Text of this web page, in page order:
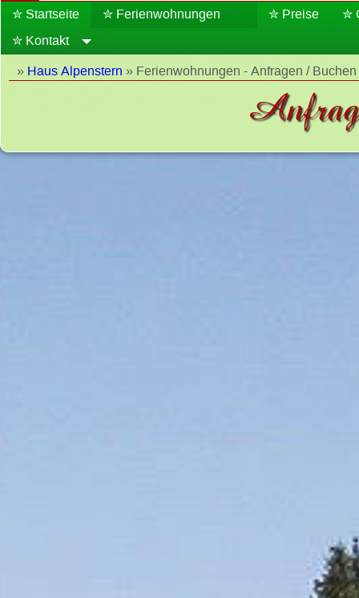
✮ Startseite ✮ Ferienwohnungen ✮ Preise
✮
✮ Kontakt
» Haus Alpenstern » Ferienwohnungen - Anfragen / Buchen